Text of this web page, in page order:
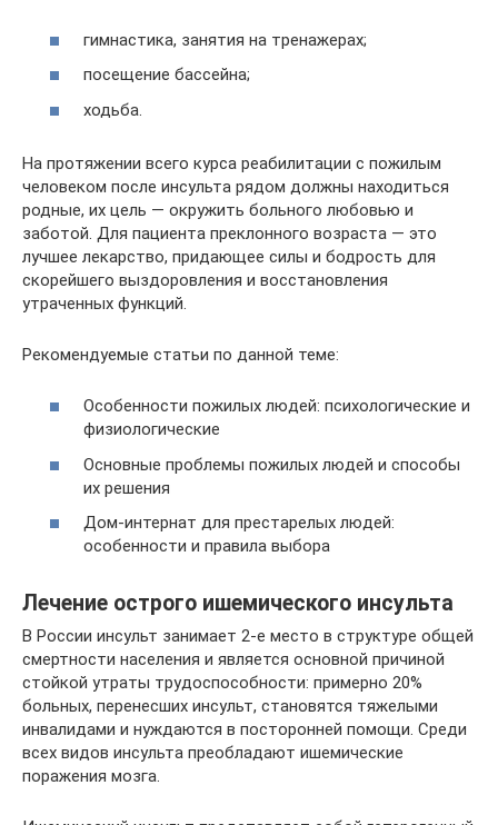
гимнастика, занятия на тренажерах;
посещение бассейна;
ходьба.
На протяжении всего курса реабилитации с пожилым
человеком после инсульта рядом должны находиться
родные, их цель — окружить больного любовью и
заботой. Для пациента преклонного возраста — это
лучшее лекарство, придающее силы и бодрость для
скорейшего выздоровления и восстановления
утраченных функций.
Рекомендуемые статьи по данной теме:
Особенности пожилых людей: психологические и
физиологические
Основные проблемы пожилых людей и способы
их решения
Дом-интернат для престарелых людей:
особенности и правила выбора
Лечение острого ишемического инсульта
В России инсульт занимает 2-е место в структуре общей
смертности населения и является основной причиной
стойкой утраты трудоспособности: примерно 20%
больных, перенесших инсульт, становятся тяжелыми
инвалидами и нуждаются в посторонней помощи. Среди
всех видов инсульта преобладают ишемические
поражения мозга.